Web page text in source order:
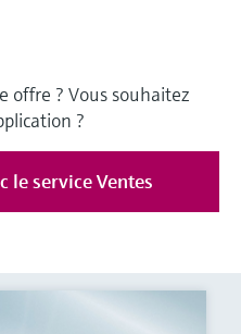
offre ? Vous souhaitez
?
le service Ventes